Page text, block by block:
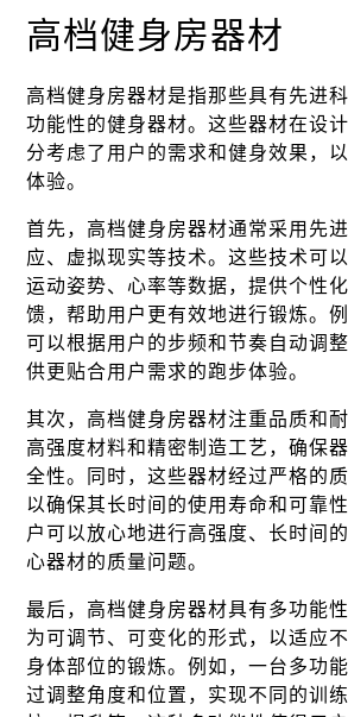
高档健身房器材
高档健身房器材是指那些具有先进
功能性的健身器材。这些器材在设
分考虑了用户的需求和健身效果，
体验。
首先，高档健身房器材通常采用先
应、虚拟现实等技术。这些技术可
运动姿势、心率等数据，提供个性
馈，帮助用户更有效地进行锻炼。
可以根据用户的步频和节奏自动调
供更贴合用户需求的跑步体验。
其次，高档健身房器材注重品质和
高强度材料和精密制造工艺，确保
全性。同时，这些器材经过严格的
以确保其长时间的使用寿命和可靠
户可以放心地进行高强度、长时间
心器材的质量问题。
最后，高档健身房器材具有多功能
为可调节、可变化的形式，以适应
身体部位的锻炼。例如，一台多功
过调整角度和位置，实现不同的训